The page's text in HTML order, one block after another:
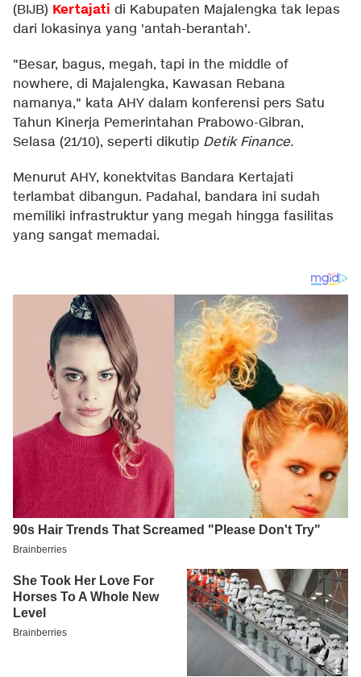
(BIJB) Kertajati di Kabupaten Majalengka tak lepas
dari lokasinya yang 'antah-berantah'.
"Besar, bagus, megah, tapi in the middle of
nowhere, di Majalengka, Kawasan Rebana
namanya," kata AHY dalam konferensi pers Satu
Tahun Kinerja Pemerintahan Prabowo-Gibran,
Selasa (21/10), seperti dikutip Detik Finance.
Menurut AHY, konektvitas Bandara Kertajati
terlambat dibangun. Padahal, bandara ini sudah
memiliki infrastruktur yang megah hingga fasilitas
yang sangat memadai.